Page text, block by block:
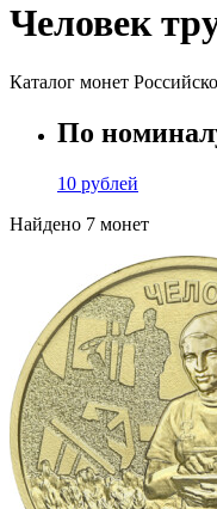
Человек
Каталог монет
По
10 рублей
Найдено 7 монет